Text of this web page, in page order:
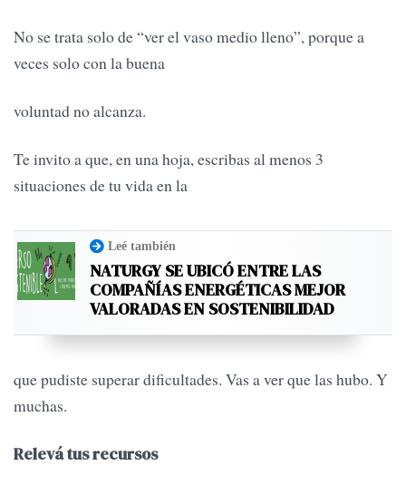
No se trata solo de “ver el vaso medio lleno”, porque a
veces solo con la buena
voluntad no alcanza.
Te invito a que, en una hoja, escribas al menos 3
situaciones de tu vida en la
Leé también
NATURGY SE UBICÓ ENTRE LAS
COMPAÑÍAS ENERGÉTICAS MEJOR
VALORADAS EN SOSTENIBILIDAD
que pudiste superar dificultades. Vas a ver que las hubo. Y
muchas.
Relevá tus recursos